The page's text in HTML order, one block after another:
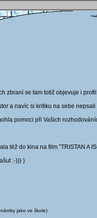
zbraní se tam totiž objevuje i
a navíc si kritiku na sebe
pomoci při Vašich
též do kina na film "TRISTAN
:-))) )
jako ve škole)